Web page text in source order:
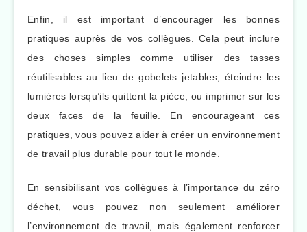
Enfin, il est important d’encourager les bonnes
pratiques auprès de vos collègues. Cela peut inclure
des choses simples comme utiliser des tasses
réutilisables au lieu de gobelets jetables, éteindre les
lumières lorsqu’ils quittent la pièce, ou imprimer sur les
deux faces de la feuille. En encourageant ces
pratiques, vous pouvez aider à créer un environnement
de travail plus durable pour tout le monde.
En sensibilisant vos collègues à l’importance du zéro
déchet, vous pouvez non seulement améliorer
l’environnement de travail, mais également renforcer